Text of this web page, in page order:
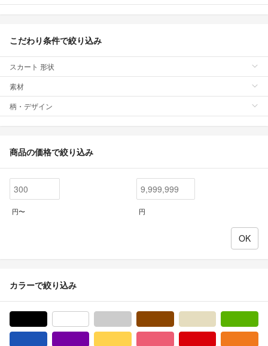
こだわり条件で絞り込み
スカート 形状
素材
柄・デザイン
商品の価格で絞り込み
円〜 円
カラーで絞り込み